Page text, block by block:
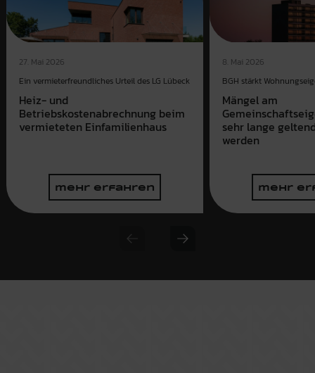
27. Mai 2026
Ein vermieterfreundliches Urteil des LG Lübeck
Heiz- und
Betriebskostenabrechnung beim
vermieteten Einfamilienhaus
mehr erfahren
8. Mai 2026
BGH stärkt
Mängel am
sehr lange
werden
mehr
Previous slide
Next slide